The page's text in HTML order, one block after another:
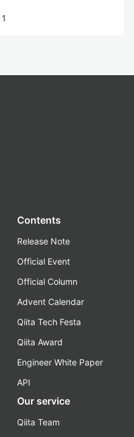
1
Contents
Release Note
Official Event
Official Column
Advent Calendar
Qiita Tech Festa
Qiita Award
Engineer White Paper
API
Our service
Qiita Team